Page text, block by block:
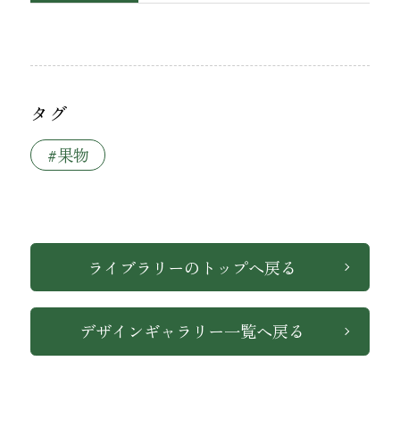
ワッペン・腕章
タグ
#果物
ライブラリーのトップへ戻る
デザインギャラリー一覧へ戻る